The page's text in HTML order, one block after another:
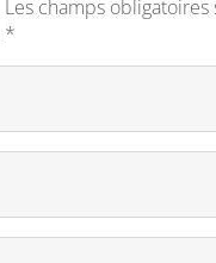
Les champs obligatoires
*